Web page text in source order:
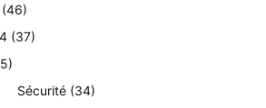
(46)
(37)
Sécurité (34)